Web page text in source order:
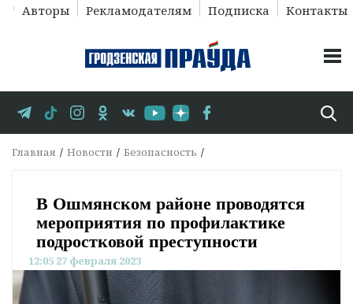
Авторы Рекламодателям Подписка Контакты
Главная Новости Безопасность
В Ошмянском районе проводятся
мероприятия по профилактике
подростковой преступности
12:05 27 февраля 2023